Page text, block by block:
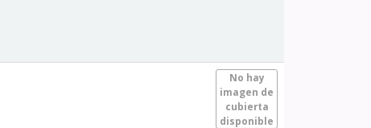
No hay
imagen de
cubierta
disponible